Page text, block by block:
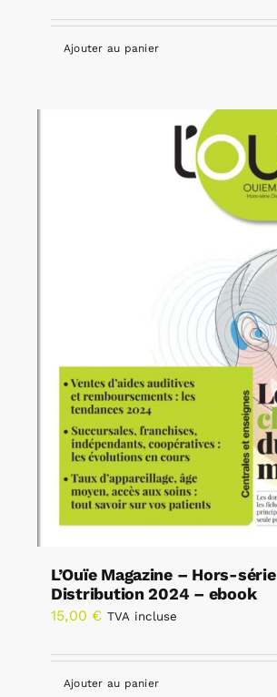
Ajouter au panier
L’Ouïe Magazine – Hors-série
Distribution 2024 – ebook
15,00 € TVA incluse
Ajouter au panier